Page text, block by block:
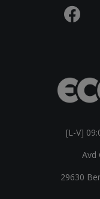
[L-V]
Avd
29630